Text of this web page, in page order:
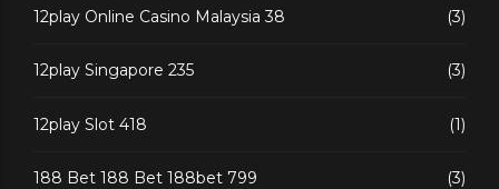
12play Online Casino Malaysia 38 (3)
12play Singapore 235 (3)
12play Slot 418 (1)
188 Bet 188 Bet 188bet 799 (3)